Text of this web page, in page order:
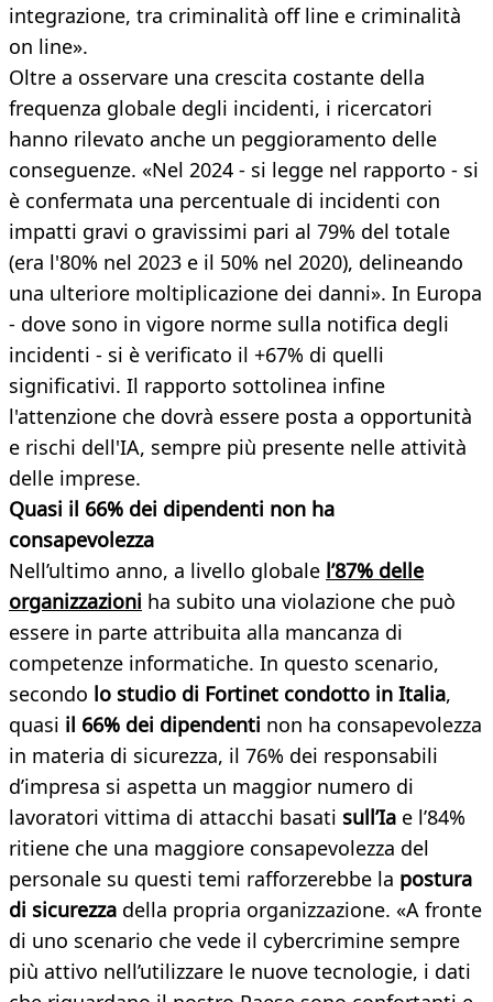
integrazione, tra criminalità off line e criminalità
on line».
Oltre a osservare una crescita costante della
frequenza globale degli incidenti, i ricercatori
hanno rilevato anche un peggioramento delle
conseguenze. «Nel 2024 - si legge nel rapporto - si
è confermata una percentuale di incidenti con
impatti gravi o gravissimi pari al 79% del totale
(era l'80% nel 2023 e il 50% nel 2020), delineando
una ulteriore moltiplicazione dei danni». In Europa
- dove sono in vigore norme sulla notifica degli
incidenti - si è verificato il +67% di quelli
significativi. Il rapporto sottolinea infine
l'attenzione che dovrà essere posta a opportunità
e rischi dell'IA, sempre più presente nelle attività
delle imprese.
Quasi il 66% dei dipendenti non ha
consapevolezza
Nell’ultimo anno, a livello globale l’87% delle
organizzazioni ha subito una violazione che può
essere in parte attribuita alla mancanza di
competenze informatiche. In questo scenario,
secondo lo studio di Fortinet condotto in Italia,
quasi il 66% dei dipendenti non ha consapevolezza
in materia di sicurezza, il 76% dei responsabili
d’impresa si aspetta un maggior numero di
lavoratori vittima di attacchi basati sull’Ia e l’84%
ritiene che una maggiore consapevolezza del
personale su questi temi rafforzerebbe la postura
di sicurezza della propria organizzazione. «A fronte
di uno scenario che vede il cybercrimine sempre
più attivo nell’utilizzare le nuove tecnologie, i dati